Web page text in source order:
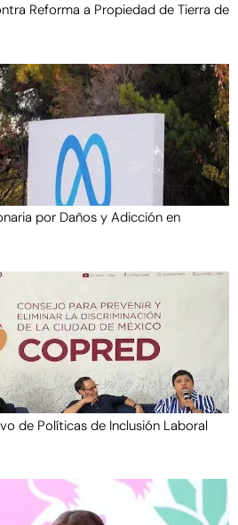
Reforma a Propiedad de Tierra de
por Daños y Adicción en
de Políticas de Inclusión Laboral